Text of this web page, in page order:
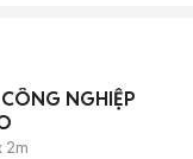
NGHIỆP
2m